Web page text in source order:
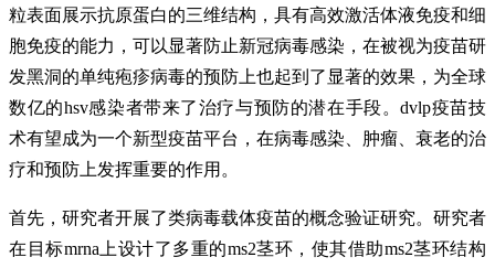
粒表面展示抗原蛋白的三维结构，具有高效激活体液免疫和细
胞免疫的能力，可以显著防止新冠病毒感染，在被视为疫苗研
发黑洞的单纯疱疹病毒的预防上也起到了显著的效果，为全球
数亿的hsv感染者带来了治疗与预防的潜在手段。dvlp疫苗技
术有望成为一个新型疫苗平台，在病毒感染、肿瘤、衰老的治
疗和预防上发挥重要的作用。
首先，研究者开展了类病毒载体疫苗的概念验证研究。研究者
在目标mrna上设计了多重的ms2茎环，使其借助ms2茎环结构